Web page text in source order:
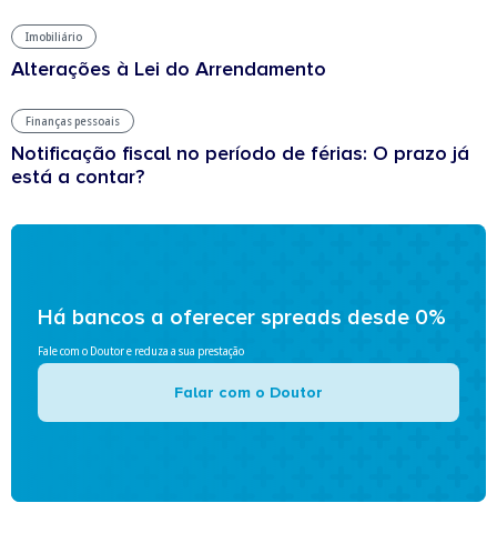
Imobiliário
Alterações à Lei do Arrendamento
Finanças pessoais
Notificação fiscal no período de férias: O prazo já
está a contar?
Há bancos a oferecer spreads desde 0%
Fale com o Doutor e reduza a sua prestação
Falar com o Doutor